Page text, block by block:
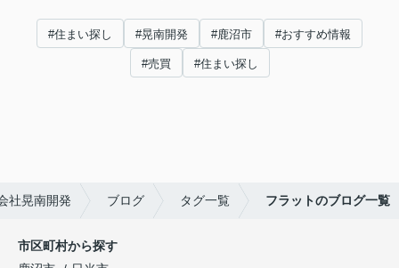
#住まい探し #晃南開発 #鹿沼市 #おすすめ情報
#売買 #住まい探し
社晃南開発 ブログ タグ一覧 フラットのブログ一覧
市区町村から探す